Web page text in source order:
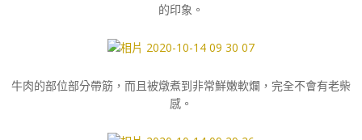
的印象。
牛肉的部位部分帶筋，而且被燉煮到非常鮮嫩軟爛，完全不會有老柴
感。